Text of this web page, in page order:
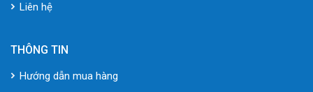
Liên hệ
THÔNG TIN
Hướng dẫn mua hàng